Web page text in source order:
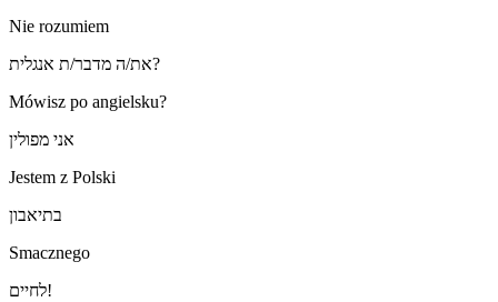
Nie rozumiem
את/ה מדבר/ת אנגלית?
Mówisz po angielsku?
אני מפולין
Jestem z Polski
בתיאבון
Smacznego
לחיים!